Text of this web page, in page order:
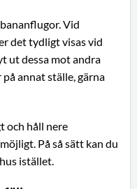
Vid
det tydligt visas vid
ut dessa mot andra
annat ställe, gärna
och håll nere
På så sätt kan du
istället.